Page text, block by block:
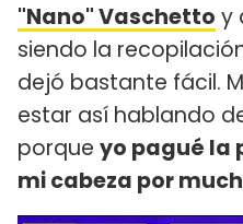
"Nano" Vaschetto y
siendo la
dejó bastante fácil.
estar así hablando
porque yo pagué la
mi cabeza por